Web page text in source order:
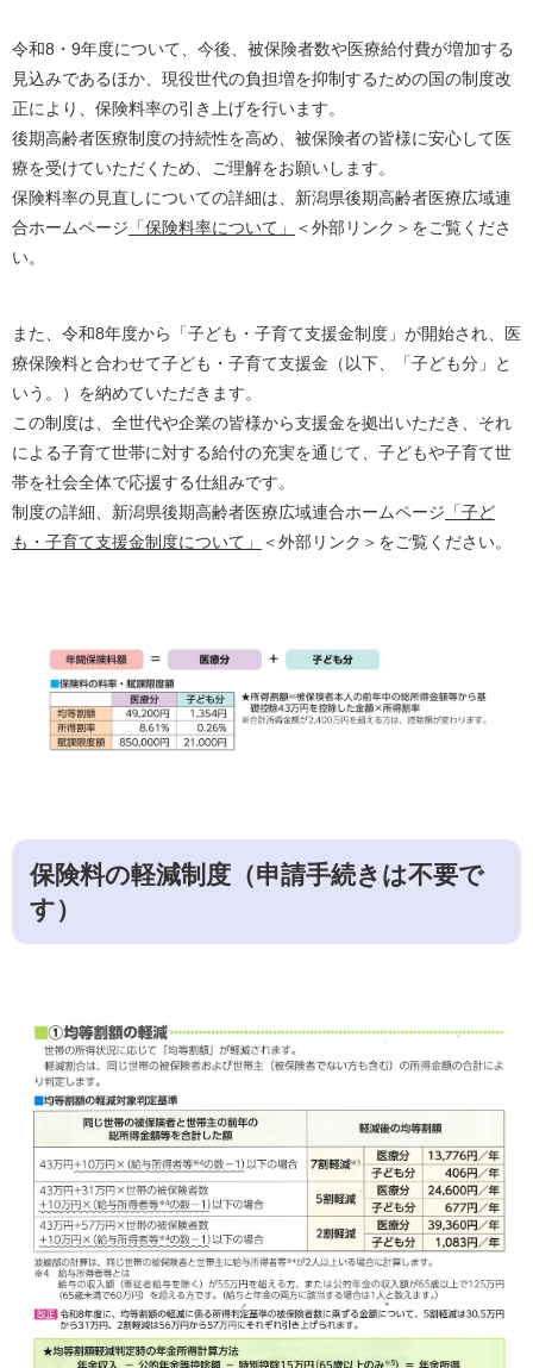
令和8・9年度について、今後、被保険者数や医療給付費が増加する
見込みであるほか、現役世代の負担増を抑制するための国の制度改
正により、保険料率の引き上げを行います。
後期高齢者医療制度の持続性を高め、被保険者の皆様に安心して医
療を受けていただくため、ご理解をお願いします。
保険料率の見直しについての詳細は、新潟県後期高齢者医療広域連
合ホームページ 「保険料率について」 ＜外部リンク＞ をご覧くださ
い。
また、令和8年度から「子ども・子育て支援金制度」が開始され、医
療保険料と合わせて子ども・子育て支援金（以下、「子ども分」と
いう。）を納めていただきます。
この制度は、全世代や企業の皆様から支援金を拠出いただき、それ
による子育て世帯に対する給付の充実を通じて、子どもや子育て世
帯を社会全体で応援する仕組みです。
制度の詳細、新潟県後期高齢者医療広域連合ホームページ 「子ど
も・子育て支援金制度について」
＜外部リンク＞ をご覧ください。
保険料の軽減制度（申請手続きは不要で
す）